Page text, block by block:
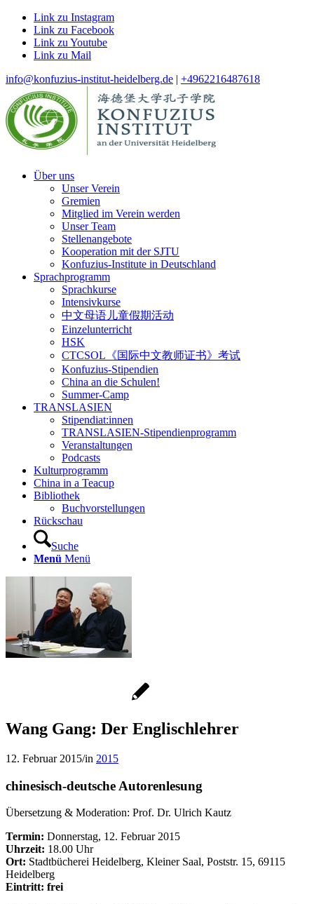
Link zu Instagram
Link zu Facebook
Link zu Youtube
Link zu Mail
info@konfuzius-institut-heidelberg.de | +4962216487618
Über uns
Unser Verein
Gremien
Mitglied im Verein werden
Unser Team
Stellenangebote
Kooperation mit der SJTU
Konfuzius-Institute in Deutschland
Sprachprogramm
Sprachkurse
Intensivkurse
中文母语儿童假期活动
Einzelunterricht
HSK
CTCSOL《国际中文教师证书》考试
Konfuzius-Stipendien
China an die Schulen!
Summer-Camp
TRANSLASIEN
Stipendiat:innen
TRANSLASIEN-Stipendienprogramm
Veranstaltungen
Podcasts
Kulturprogramm
China in a Teacup
Bibliothek
Buchvorstellungen
Rückschau
Suche
Menü Menü
Wang Gang: Der Englischlehrer
12. Februar 2015/in 2015
chinesisch-deutsche Autorenlesung
Übersetzung & Moderation: Prof. Dr. Ulrich Kautz
Termin: Donnerstag, 12. Februar 2015
Uhrzeit: 18.00 Uhr
Ort: Stadtbücherei Heidelberg, Kleiner Saal, Poststr. 15, 69115
Heidelberg
Eintritt: frei